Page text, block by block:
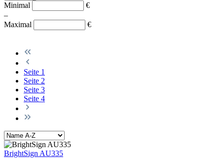
Minimal
€
–
Maximal
€
Seite 1
Seite 2
Seite 3
Seite 4
BrightSign AU335